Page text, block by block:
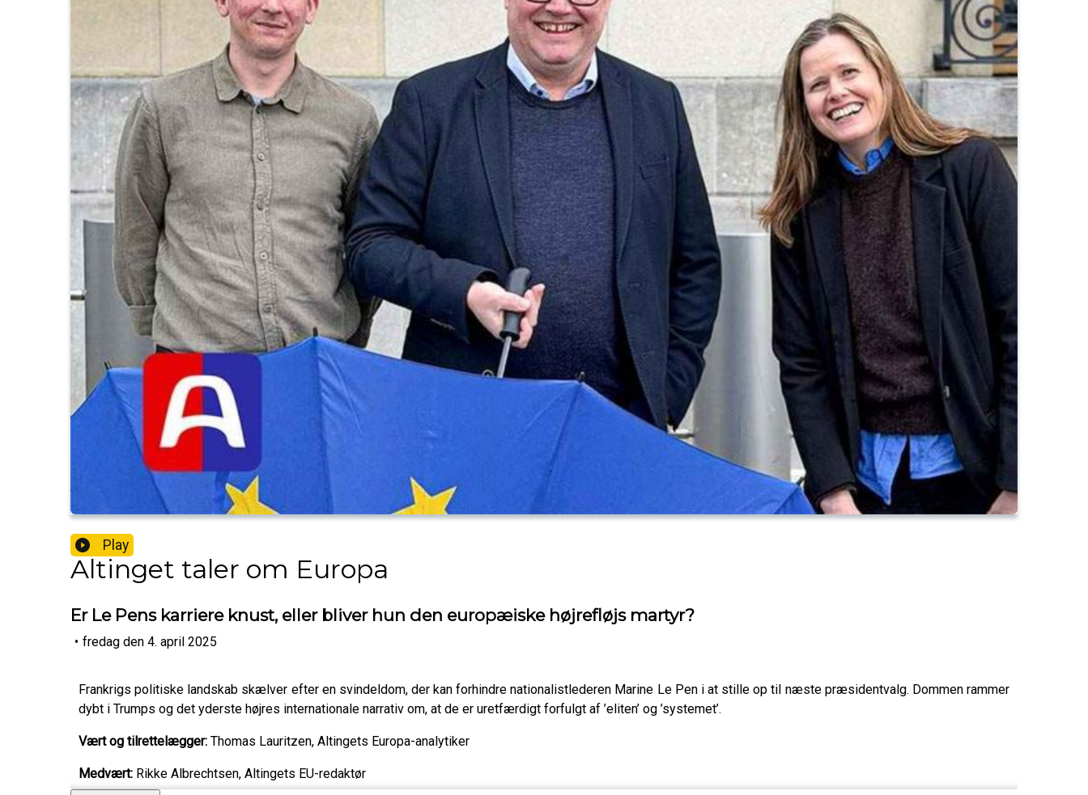
Play
Altinget taler om Europa
Er Le Pens karriere knust, eller bliver hun den europæiske højrefløjs martyr?
• fredag den 4. april 2025
Frankrigs politiske landskab skælver efter en svindeldom, der kan forhindre nationalistlederen Marine Le Pen i at stille op til næste præsidentvalg. Dommen rammer
dybt i Trumps og det yderste højres internationale narrativ om, at de er uretfærdigt forfulgt af ’eliten’ og ’systemet’.
Vært og tilrettelægger: Thomas Lauritzen, Altingets Europa-analytiker
Medvært: Rikke Albrechtsen, Altingets EU-redaktør